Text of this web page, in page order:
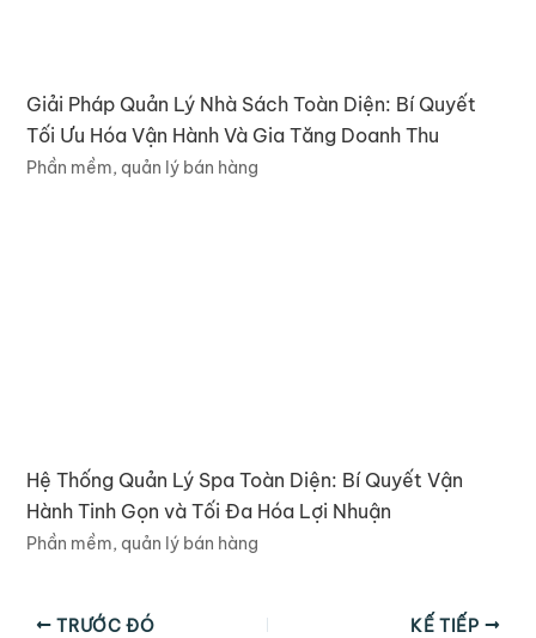
Giải Pháp Quản Lý Nhà Sách Toàn Diện: Bí Quyết
Tối Ưu Hóa Vận Hành Và Gia Tăng Doanh Thu
Phần mềm, quản lý bán hàng
Hệ Thống Quản Lý Spa Toàn Diện: Bí Quyết Vận
Hành Tinh Gọn và Tối Đa Hóa Lợi Nhuận
Phần mềm, quản lý bán hàng
TRƯỚC ĐÓ KẾ TIẾP